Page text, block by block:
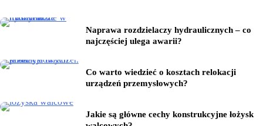
Naprawa rozdzielaczy hydraulicznych – co
najczęściej ulega awarii?
Co warto wiedzieć o kosztach relokacji
urządzeń przemysłowych?
Jakie są główne cechy konstrukcyjne łożysk